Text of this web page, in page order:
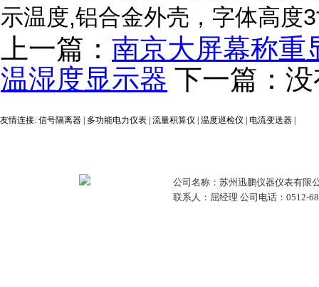
示温度,铝合金外壳，字体高度
上一篇： 南京大屏幕称重
温湿度显示器 下一篇：
友情连接: 信号隔离器 多功能电力仪表 流量积算仪 温度巡检仪 电流变送器
公司名称：苏州迅鹏仪器仪表有限
联系人：屈经理 公司电话：0512-